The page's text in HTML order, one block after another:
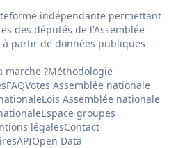
indépendante permettant
des députés de l'Assemblée
partir de données publiques
marche ?Méthodologie
FAQVotes Assemblée nationale
Lois Assemblée nationale
Espace groupes
légalesContact
APIOpen Data